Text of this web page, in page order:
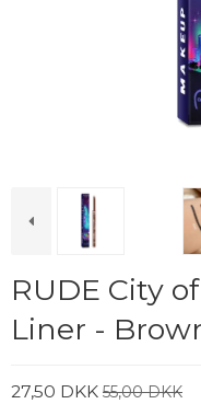
RUDE City
Liner -
27,50 DKK 55,00 DKK